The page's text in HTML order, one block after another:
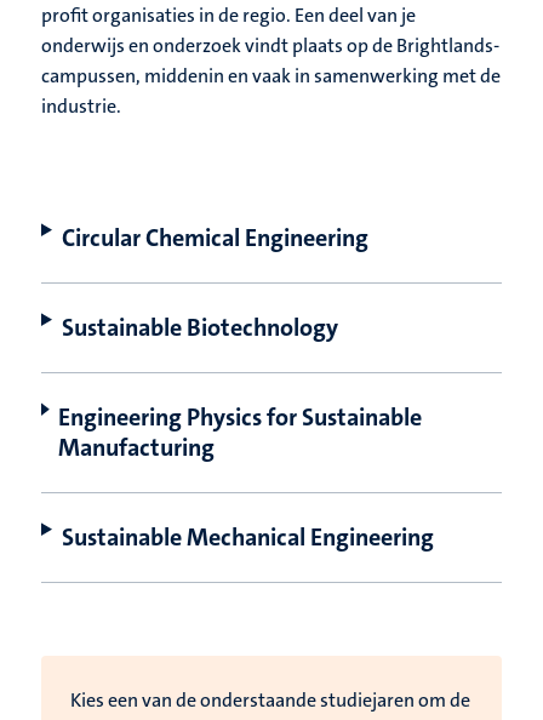
profit organisaties in de regio. Een deel van je
onderwijs en onderzoek vindt plaats op de Brightlands-
campussen, middenin en vaak in samenwerking met de
industrie.
Circular Chemical Engineering
Sustainable Biotechnology
Engineering Physics for Sustainable
Manufacturing
Sustainable Mechanical Engineering
Kies een van de onderstaande studiejaren om de